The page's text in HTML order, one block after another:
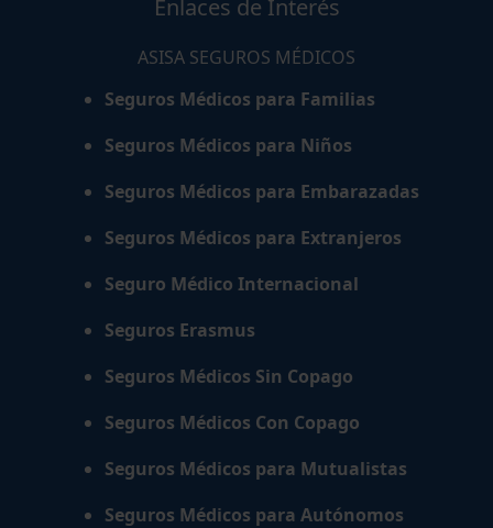
Enlaces de Interés
ASISA SEGUROS MÉDICOS
Seguros Médicos para Familias
Seguros Médicos para Niños
Seguros Médicos para Embarazadas
Seguros Médicos para Extranjeros
Seguro Médico Internacional
Seguros Erasmus
Seguros Médicos Sin Copago
Seguros Médicos Con Copago
Seguros Médicos para Mutualistas
Seguros Médicos para Autónomos